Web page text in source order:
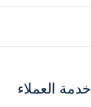
خدمة العملاء